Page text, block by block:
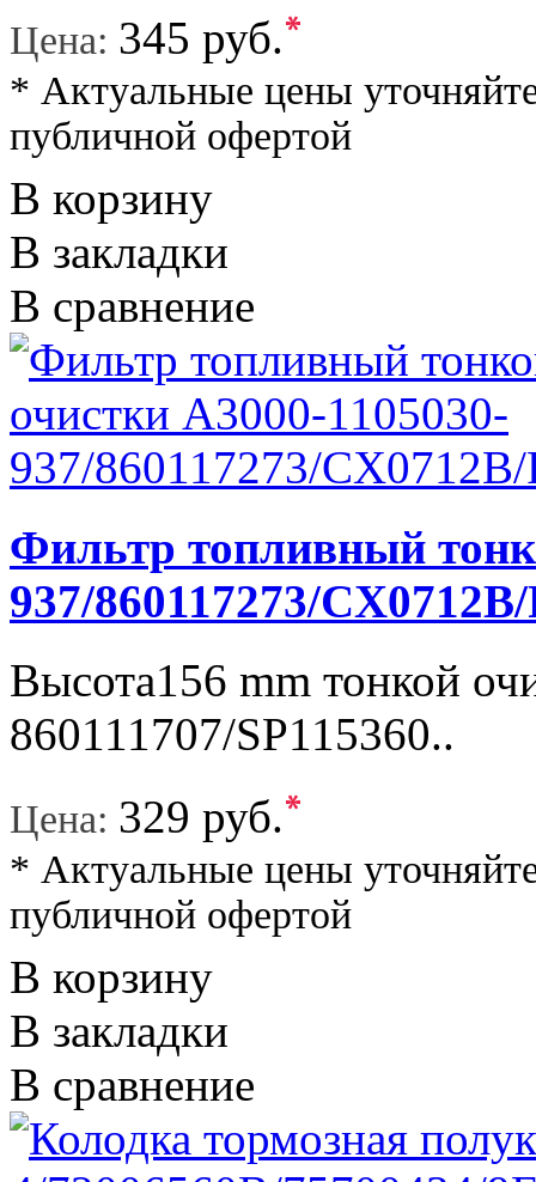
Цена: 345 руб.*
* Актуальные цены
публичной офертой
В корзину
В закладки
В сравнение
Фильтр топливный
937/860117273/
Высота156 mm тонкой
860111707/SP115360..
Цена: 329 руб.*
* Актуальные цены
публичной офертой
В корзину
В закладки
В сравнение